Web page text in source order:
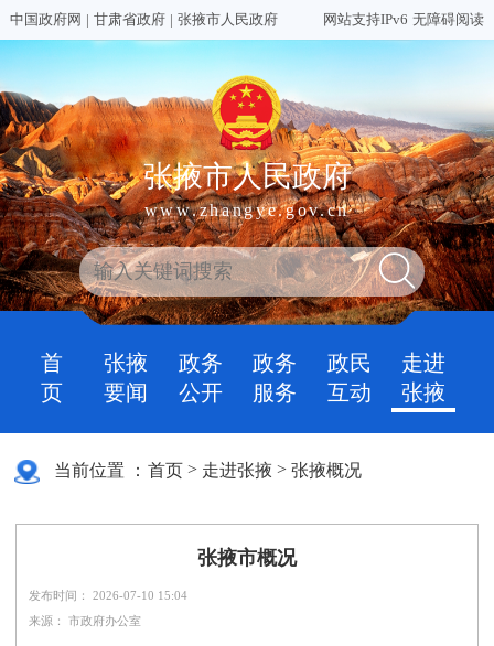
中国政府网 | 甘肃省政府 | 张掖市人民政府 网站支持IPv6 无障碍阅读
张掖市人民政府
www.zhangye.gov.cn
首
页
张掖
要闻
政务
公开
政务
服务
政民
互动
走进
张掖
当前位置 ： 首页 > 走进张掖 >张掖概况
张掖市概况
发布时间： 2026-07-10 15:04
来源： 市政府办公室